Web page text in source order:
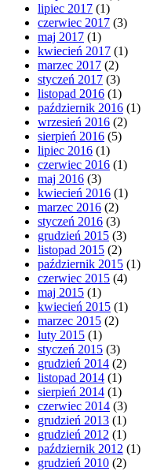
lipiec 2017 (1)
czerwiec 2017 (3)
maj 2017 (1)
kwiecień 2017 (1)
marzec 2017 (2)
styczeń 2017 (3)
listopad 2016 (1)
październik 2016 (1)
wrzesień 2016 (2)
sierpień 2016 (5)
lipiec 2016 (1)
czerwiec 2016 (1)
maj 2016 (3)
kwiecień 2016 (1)
marzec 2016 (2)
styczeń 2016 (3)
grudzień 2015 (3)
listopad 2015 (2)
październik 2015 (1)
czerwiec 2015 (4)
maj 2015 (1)
kwiecień 2015 (1)
marzec 2015 (2)
luty 2015 (1)
styczeń 2015 (3)
grudzień 2014 (2)
listopad 2014 (1)
sierpień 2014 (1)
czerwiec 2014 (3)
grudzień 2013 (1)
grudzień 2012 (1)
październik 2012 (1)
grudzień 2010 (2)